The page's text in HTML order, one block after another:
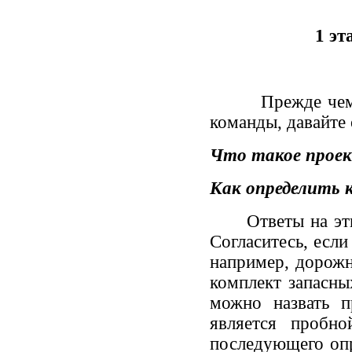
1
Прежде чем
команды, давайте
Что такое
Как определить
Ответы на эти
Согласитесь,
например,
комплект
можно назвать
является
последующего